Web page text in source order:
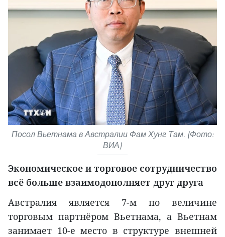
Посол Вьетнама в Австралии Фам Хунг Там. (Фото:
ВИА)
Экономическое и торговое сотрудничество
всё больше взаимодополняет друг друга
Австралия является 7-м по величине
торговым партнёром Вьетнама, а Вьетнам
занимает 10-е место в структуре внешней